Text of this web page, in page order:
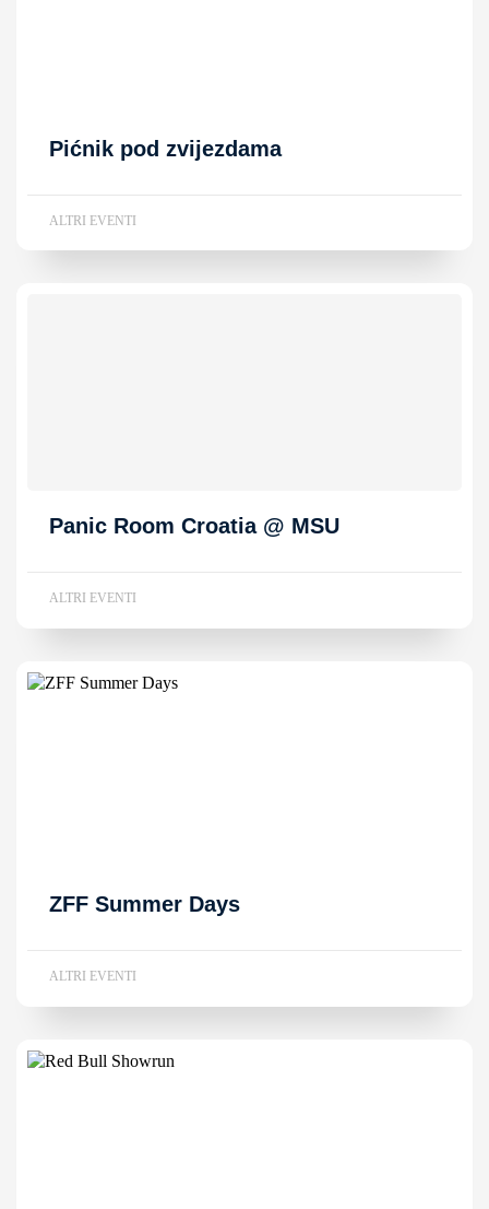
Pićnik pod zvijezdama
ALTRI EVENTI
Panic Room Croatia @ MSU
ALTRI EVENTI
ZFF Summer Days
ALTRI EVENTI